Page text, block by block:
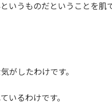
いうものだということを肌
がしたわけです。
いるわけです。